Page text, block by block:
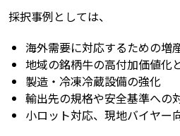
採択事例としては、
海外需要に対応するための増
地域の銘柄牛の高付加価値化
製造・冷凍冷蔵設備の強化
輸出先の規格や安全基準への
小ロット対応、現地バイヤー